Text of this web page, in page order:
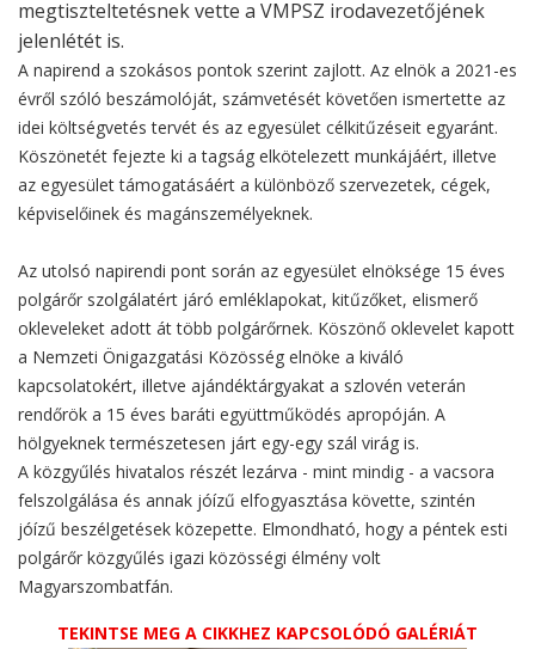
megtiszteltetésnek vette a VMPSZ irodavezetőjének
jelenlétét is.
A napirend a szokásos pontok szerint zajlott. Az elnök a 2021-es
évről szóló beszámolóját, számvetését követően ismertette az
idei költségvetés tervét és az egyesület célkitűzéseit egyaránt.
Köszönetét fejezte ki a tagság elkötelezett munkájáért, illetve
az egyesület támogatásáért a különböző szervezetek, cégek,
képviselőinek és magánszemélyeknek.
Az utolsó napirendi pont során az egyesület elnöksége 15 éves
polgárőr szolgálatért járó emléklapokat, kitűzőket, elismerő
okleveleket adott át több polgárőrnek. Köszönő oklevelet kapott
a Nemzeti Önigazgatási Közösség elnöke a kiváló
kapcsolatokért, illetve ajándéktárgyakat a szlovén veterán
rendőrök a 15 éves baráti együttműködés apropóján. A
hölgyeknek természetesen járt egy-egy szál virág is.
A közgyűlés hivatalos részét lezárva - mint mindig - a vacsora
felszolgálása és annak jóízű elfogyasztása követte, szintén
jóízű beszélgetések közepette. Elmondható, hogy a péntek esti
polgárőr közgyűlés igazi közösségi élmény volt
Magyarszombatfán.
TEKINTSE MEG A CIKKHEZ KAPCSOLÓDÓ GALÉRIÁT